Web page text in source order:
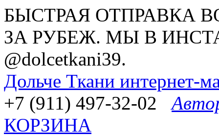
БЫСТРАЯ ОТПРАВКА
ЗА РУБЕЖ. МЫ В
@dolcetkani39.
Дольче Ткани интернет-
+7 (911) 497-32-02
КОРЗИНА